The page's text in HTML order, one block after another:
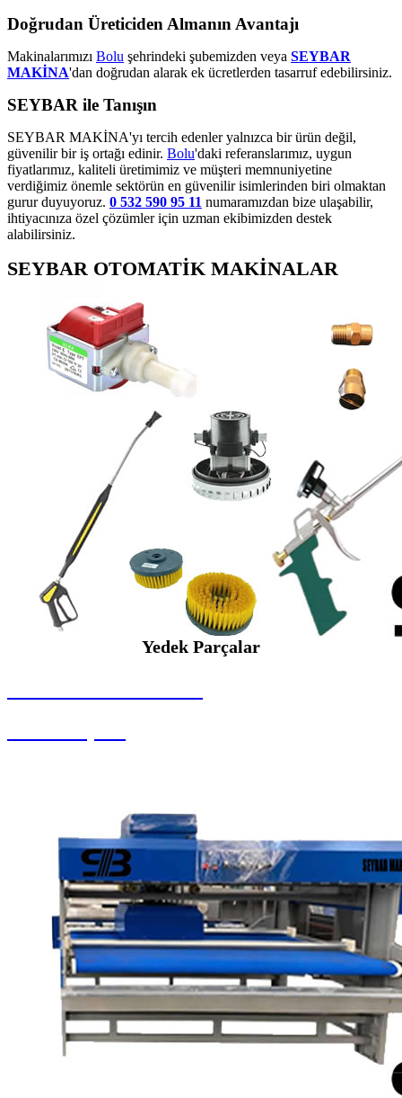
Doğrudan Üreticiden Almanın Avantajı
Makinalarımızı Bolu şehrindeki şubemizden veya SEYBAR
MAKİNA'dan doğrudan alarak ek ücretlerden tasarruf edebilirsiniz.
SEYBAR ile Tanışın
SEYBAR MAKİNA'yı tercih edenler yalnızca bir ürün değil,
güvenilir bir iş ortağı edinir. Bolu'daki referanslarımız, uygun
fiyatlarımız, kaliteli üretimimiz ve müşteri memnuniyetine
verdiğimiz önemle sektörün en güvenilir isimlerinden biri olmaktan
gurur duyuyoruz. 0 532 590 95 11 numaramızdan bize ulaşabilir,
ihtiyacınıza özel çözümler için uzman ekibimizden destek
alabilirsiniz.
SEYBAR OTOMATİK MAKİNALAR
Yedek Parçalar